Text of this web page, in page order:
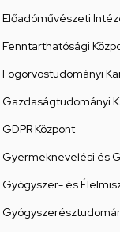
Előadóművészeti
Fenntarthatósági
Fogorvostudományi
Gazdaságtudományi
GDPR Központ
Gyermeknevelési és
Gyógyszer- és